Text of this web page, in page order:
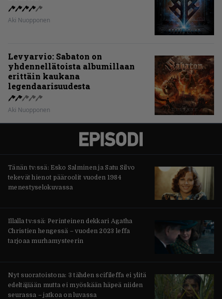
Aki Nuopponen
Levyarvio: Sabaton on
yhdennellätoista albumillaan
erittäin kaukana
legendaarisuudesta
Aki Nuopponen
Tänän tv:ssä: Esko Salminen ja Satu Silvo
tekevät hienot pääroolit vuoden 1984
menestyselokuvassa
Illalla tv:ssä: Perinteinen dekkari Agatha
Christien hengessä – vuoden 2023 leffa
tarjoaa murhamysteerin
Nyt suoratoistona: 3 tähden scifileffa ei ylitä
edeltäjiään mutta ei myöskään häpeä niiden
seurassa – jatkoa on luvassa